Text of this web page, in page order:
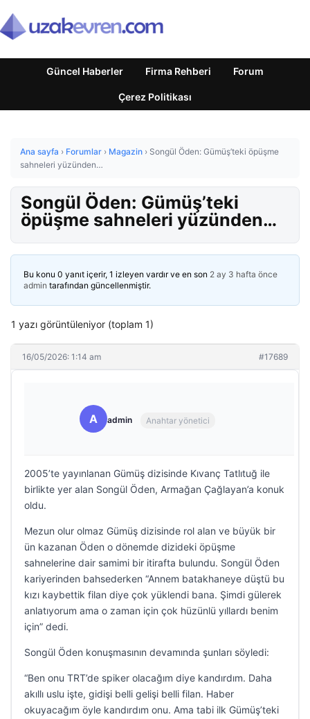
Güncel Haberler Firma Rehberi Forum
Çerez Politikası
Ana sayfa › Forumlar › Magazin › Songül Öden: Gümüş’teki öpüşme
sahneleri yüzünden…
Songül Öden: Gümüş’teki
öpüşme sahneleri yüzünden…
Bu konu 0 yanıt içerir, 1 izleyen vardır ve en son 2 ay 3 hafta önce
admin tarafından güncellenmiştir.
1 yazı görüntüleniyor (toplam 1)
16/05/2026: 1:14 am #17689
A admin Anahtar yönetici
2005’te yayınlanan Gümüş dizisinde Kıvanç Tatlıtuğ ile
birlikte yer alan Songül Öden, Armağan Çağlayan’a konuk
oldu.
Mezun olur olmaz Gümüş dizisinde rol alan ve büyük bir
ün kazanan Öden o dönemde dizideki öpüşme
sahnelerine dair samimi bir itirafta bulundu. Songül Öden
kariyerinden bahsederken “Annem batakhaneye düştü bu
kızı kaybettik filan diye çok yüklendi bana. Şimdi gülerek
anlatıyorum ama o zaman için çok hüzünlü yıllardı benim
için” dedi.
Songül Öden konuşmasının devamında şunları söyledi:
“Ben onu TRT’de spiker olacağım diye kandırdım. Daha
akıllı uslu işte, gidişi belli gelişi belli filan. Haber
okuyacağım öyle kandırdım onu. Ama tabi ilk Gümüş’teki